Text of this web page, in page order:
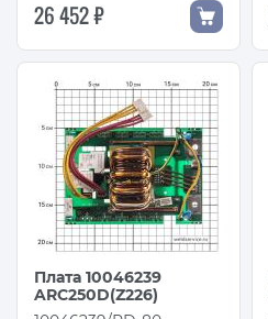
26 452 ₽
Плата 10046239
ARC250D(Z226)